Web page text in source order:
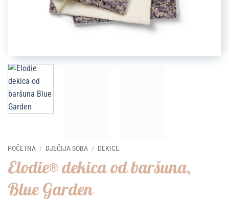
POČETNA / DJEČIJA SOBA / DEKICE
Elodie® dekica od baršuna,
Blue Garden